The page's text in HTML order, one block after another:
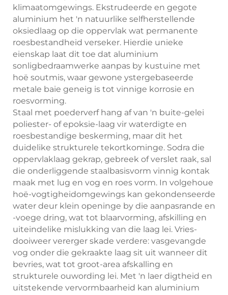
klimaatomgewings. Ekstrudeerde en gegote
aluminium het 'n natuurlike selfherstellende
oksiedlaag op die oppervlak wat permanente
roesbestandheid verseker. Hierdie unieke
eienskap laat dit toe dat aluminium
sonligbedraamwerke aanpas by kustuine met
hoë soutmis, waar gewone ystergebaseerde
metale baie geneig is tot vinnige korrosie en
roesvorming.
Staal met poederverf hang af van 'n buite-gelei
poliester- of epoksie-laag vir waterdigte en
roesbestandige beskerming, maar dit het
duidelike strukturele tekortkominge. Sodra die
oppervlaklaag gekrap, gebreek of verslet raak, sal
die onderliggende staalbasisvorm vinnig kontak
maak met lug en vog en roes vorm. In volgehoue
hoë-vogtigheidomgewings kan gekondenseerde
water deur klein openinge by die aanpasrande en
-voege dring, wat tot blaarvorming, afskilling en
uiteindelike mislukking van die laag lei. Vries-
dooiweer vererger skade verdere: vasgevangde
vog onder die gekraakte laag sit uit wanneer dit
bevries, wat tot groot-area afskalling en
strukturele ouwording lei. Met 'n laer digtheid en
uitstekende vervormbaarheid kan aluminium